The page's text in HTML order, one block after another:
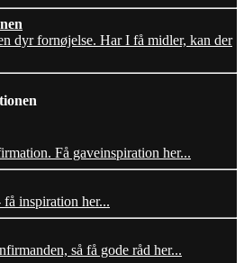
dyr fornøjelse. Har I få midler, kan der
Få gaveinspiration her...
inspiration her...
så få gode råd her...